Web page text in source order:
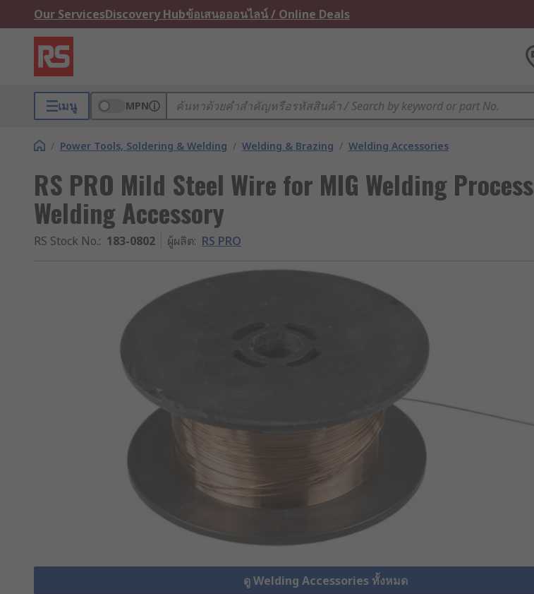
Our ServicesDiscovery Hubข้อเสนอออนไลน์ / Online Deals
เมนู MPN
/ Power Tools, Soldering & Welding / Welding & Brazing / Welding Accessories
RS PRO Mild Steel Wire for MIG Welding Process
Welding Accessory
RS Stock No.: 183-0802 ผู้ผลิต: RS PRO
ดู Welding Accessories ทั้งหมด